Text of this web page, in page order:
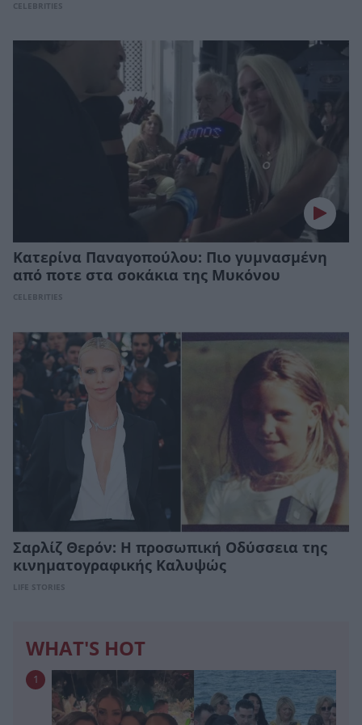
CELEBRITIES
Κατερίνα Παναγοπούλου: Πιο γυμνασμένη
από ποτε στα σοκάκια της Μυκόνου
CELEBRITIES
Σαρλίζ Θερόν: Η προσωπική Οδύσσεια της
κινηματογραφικής Καλυψώς
LIFE STORIES
WHAT'S HOT
1